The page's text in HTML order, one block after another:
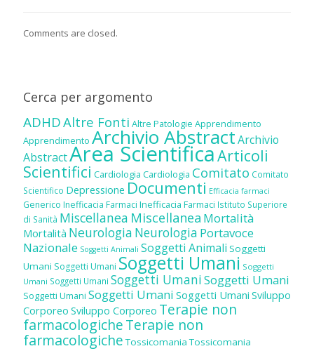
Comments are closed.
Cerca per argomento
ADHDAltre Fonti Altre Patologie Apprendimento
Apprendimento Archivio AbstractArchivio
AbstractArea ScientificaArticoli
Scientifici Cardiologia Cardiologia Comitato Comitato
Scientifico Depressione Documenti Efficacia farmaci
Generico Inefficacia Farmaci Inefficacia Farmaci Istituto Superiore
di Sanità Miscellanea Miscellanea Mortalità
Mortalità Neurologia Neurologia Portavoce
Nazionale Soggetti Animali Soggetti Animali Soggetti
Umani Soggetti Umani Soggetti Umani Soggetti
Umani Soggetti Umani Soggetti UmaniSoggetti Umani
Soggetti Umani Soggetti Umani Soggetti Umani Sviluppo
Corporeo Sviluppo Corporeo Terapie non
farmacologicheTerapie non
farmacologiche Tossicomania Tossicomania